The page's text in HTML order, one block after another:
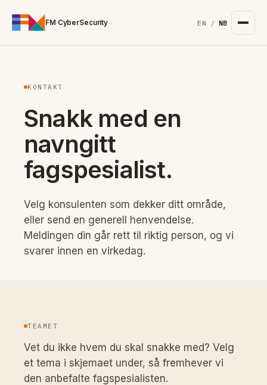
FM CyberSecurity EN / NB
KONTAKT
Snakk med en
navngitt
fagspesialist.
Velg konsulenten som dekker ditt område,
eller send en generell henvendelse.
Meldingen din går rett til riktig person, og vi
svarer innen en virkedag.
TEAMET
Vet du ikke hvem du skal snakke med? Velg
et tema i skjemaet under, så fremhever vi
den anbefalte fagspesialisten.